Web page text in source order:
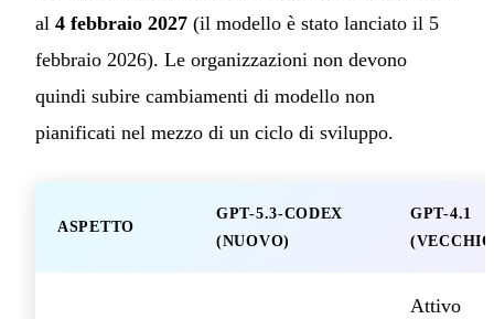
al 4 febbraio 2027 (il modello è stato lanciato il 5
febbraio 2026). Le organizzazioni non devono
quindi subire cambiamenti di modello non
pianificati nel mezzo di un ciclo di sviluppo.
ASPETTO
GPT-5.3-CODEX
(NUOVO)
GPT-4.1
Attivo